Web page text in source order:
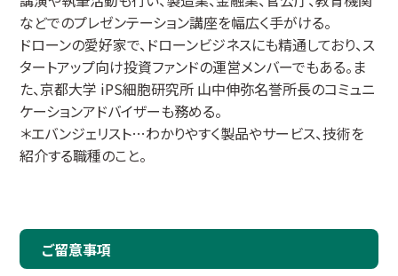
などでのプレゼンテーション講座を幅広く手がける。
ドローンの愛好家で、ドローンビジネスにも精通しており、ス
タートアップ向け投資ファンドの運営メンバーでもある。ま
た、京都大学 iPS細胞研究所 山中伸弥名誉所長のコミュニ
ケーションアドバイザーも務める。
＊エバンジェリスト…わかりやすく製品やサービス、技術を
紹介する職種のこと。
ご留意事項